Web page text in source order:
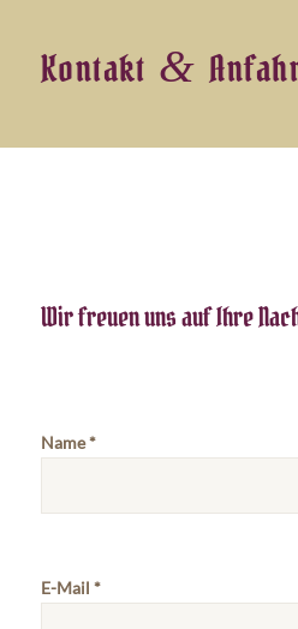
Kontakt &
Wir freuen uns auf Ihre
Name *
E-Mail *